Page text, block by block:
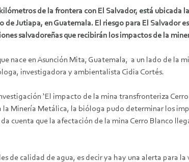
de la frontera con El Salvador, está ubicada
de Jutiapa, en Guatemala. El riesgo para El Salvador
salvadoreñas que recibirán los impactos de la
nace en Asunción Mita, Guatemala, a un lado de la
investigadora y ambientalista Cidia Cortés.
‘El impacto de la mina transfronteriza
la Minería Metálica, la bióloga pudo determinar los
cuenta que la afectación de la mina Cerro Blanco
de calidad de agua, es decir ya hay una alerta para